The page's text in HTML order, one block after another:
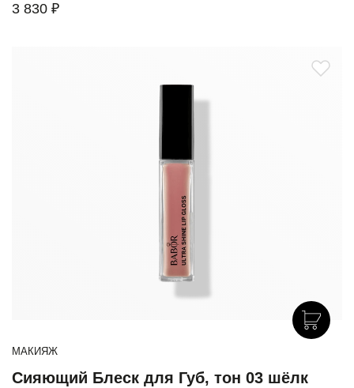
3 830 ₽
МАКИЯЖ
Сияющий Блеск для Губ, тон 03 шёлк